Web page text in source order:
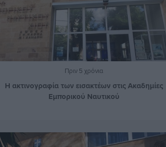
Πριν 5 χρόνια
Η ακτινογραφία των εισακτέων στις Ακαδημίες
Εμπορικού Ναυτικού